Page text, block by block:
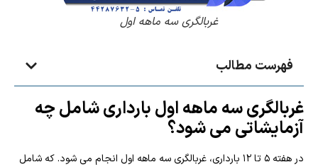
غربالگری سه ماهه اول
فهرست مطالب
غربالگری سه ماهه اول بارداری شامل چه
آزمایشاتی می شود؟
در هفته ۵ تا ۱۲ بارداری، غربالگری سه ماهه اول انجام می شود. که شامل